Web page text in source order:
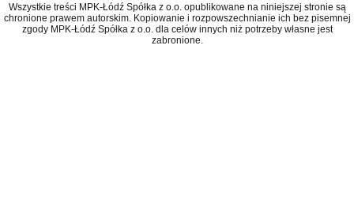
Wszystkie treści MPK-Łódź Spółka z o.o. opublikowane na niniejszej stronie są
chronione prawem autorskim. Kopiowanie i rozpowszechnianie ich bez pisemnej
zgody MPK-Łódź Spółka z o.o. dla celów innych niż potrzeby własne jest
zabronione.